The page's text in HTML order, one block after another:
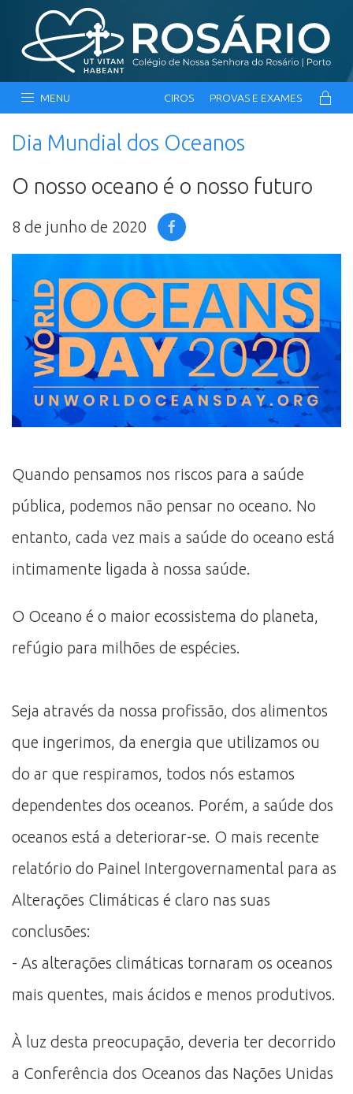
MENU CIROS PROVAS E EXAMES
Dia Mundial dos Oceanos
O nosso oceano é o nosso futuro
8 de junho de 2020
Quando pensamos nos riscos para a saúde
pública, podemos não pensar no oceano. No
entanto, cada vez mais a saúde do oceano está
intimamente ligada à nossa saúde.
O Oceano é o maior ecossistema do planeta,
refúgio para milhões de espécies.
Seja através da nossa profissão, dos alimentos
que ingerimos, da energia que utilizamos ou
do ar que respiramos, todos nós estamos
dependentes dos oceanos. Porém, a saúde dos
oceanos está a deteriorar-se. O mais recente
relatório do Painel Intergovernamental para as
Alterações Climáticas é claro nas suas
conclusões:
- As alterações climáticas tornaram os oceanos
mais quentes, mais ácidos e menos produtivos.
À luz desta preocupação, deveria ter decorrido
a Conferência dos Oceanos das Nações Unidas